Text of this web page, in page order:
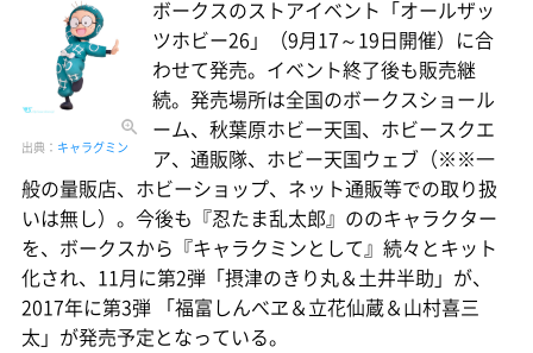
出典： キャラグミン
ボークスのストアイベント「オールザッ
ツホビー26」（9月17～19日開催）に合
わせて発売。イベント終了後も販売継
続。発売場所は全国のボークスショール
ーム、秋葉原ホビー天国、ホビースクエ
ア、通販隊、ホビー天国ウェブ（※※一
般の量販店、ホビーショップ、ネット通販等での取り扱
いは無し）。今後も『忍たま乱太郎』ののキャラクター
を、ボークスから『キャラクミンとして』続々とキット
化され、11月に第2弾「摂津のきり丸＆土井半助」が、
2017年に第3弾 「福富しんべヱ＆立花仙蔵＆山村喜三
太」が発売予定となっている。